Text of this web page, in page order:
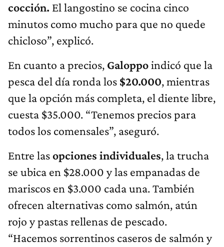
cocción. El langostino se cocina cinco
minutos como mucho para que no quede
chicloso”, explicó.
En cuanto a precios, Galoppoindicó que la
pesca del día ronda los $20.000, mientras
que la opción más completa, el diente libre,
cuesta $35.000. “Tenemos precios para
todos los comensales”, aseguró.
Entre lasopciones individuales, la trucha
se ubica en $28.000 y las empanadas de
mariscos en $3.000 cada una. También
ofrecen alternativas como salmón, atún
rojo y pastas rellenas de pescado.
“Hacemos sorrentinos caseros de salmón y